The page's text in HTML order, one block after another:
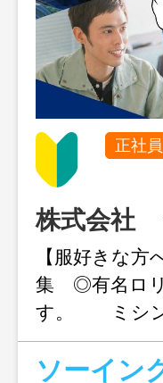
正社員
株式会社
【服好きな
集 ◎有名ロリ
す。 ミシン
いします。
作ります。